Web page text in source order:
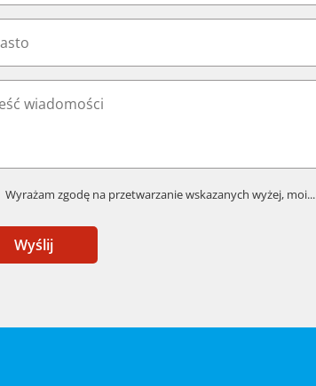
Wyrażam zgodę na przetwarzanie wskazanych wyżej, moi...
Wyślij